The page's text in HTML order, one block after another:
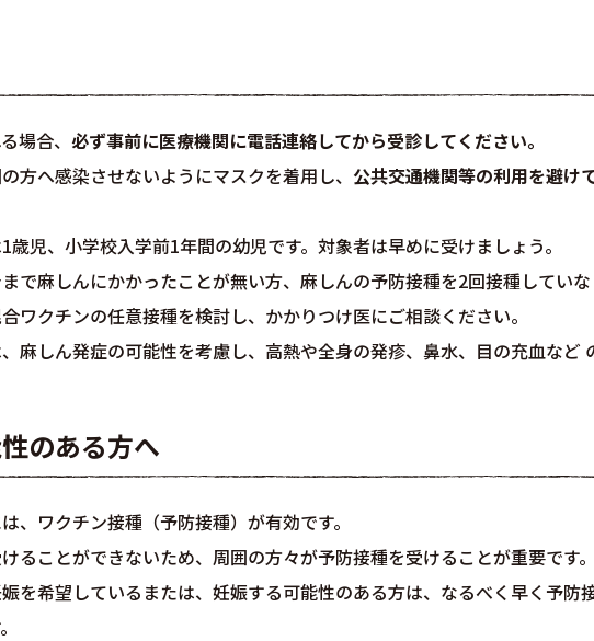
場合、 必ず事前に医療機関に電話連絡してから受診してください。
方へ感染させないようにマスクを着用し、 公共交通機関等の利用を避け
歳児、小学校入学前1年間の幼児です。対象者は早めに受けましょう。
で麻しんにかかったことが無い方、麻しんの予防接種を2回接種していな
ワクチンの任意接種を検討し、かかりつけ医にご相談ください。
麻しん発症の可能性を考慮し、高熱や全身の発疹、鼻水、目の充血など
のある方へ
、ワクチン接種（予防接種）が有効です。
ることができないため、周囲の方々が予防接種を受けることが重要です
を希望しているまたは、妊娠する可能性のある方は、なるべく早く予防